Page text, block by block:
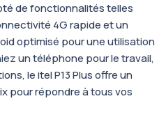
de fonctionnalités telles
4G rapide et un
optimisé pour une utilisation
un téléphone pour le travail,
le itel P13 Plus offre un
pour répondre à tous vos